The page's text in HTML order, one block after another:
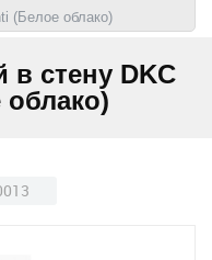
(Белое облако)
в стену DKC